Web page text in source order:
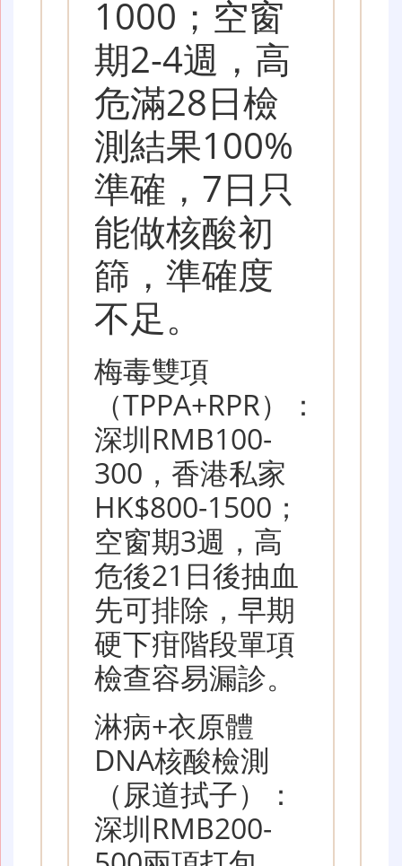
1000；空窗
期2-4週，高
危滿28日檢
測結果100%
準確，7日只
能做核酸初
篩，準確度
不足。
梅毒雙項
（TPPA+RPR）：
深圳RMB100-
300，香港私家
HK$800-1500；
空窗期3週，高
危後21日後抽血
先可排除，早期
硬下疳階段單項
檢查容易漏診。
淋病+衣原體
DNA核酸檢測
（尿道拭子）：
深圳RMB200-